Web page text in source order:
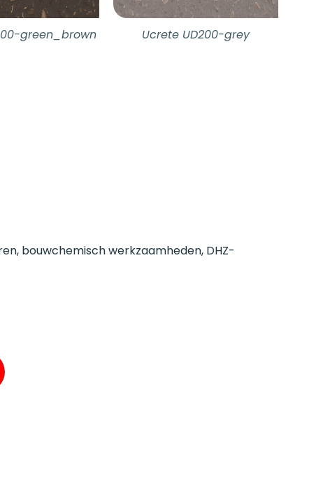
green_brown Ucrete UD200-grey
bouwchemisch werkzaamheden, DHZ-